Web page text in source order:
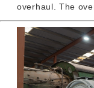
overhaul. The